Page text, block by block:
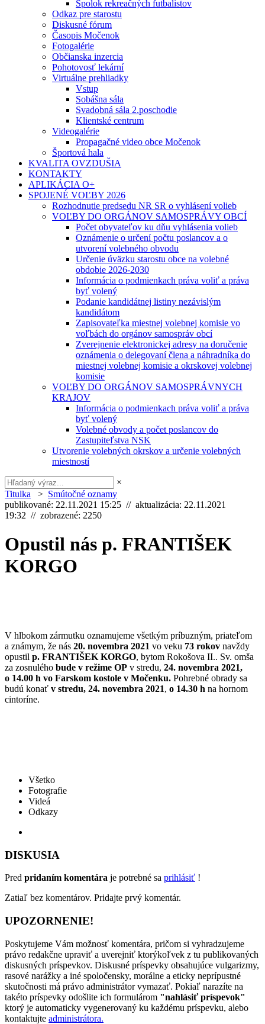
Spolok rekreačných futbalistov
Odkaz pre starostu
Diskusné fórum
Časopis Močenok
Fotogalérie
Občianska inzercia
Pohotovosť lekární
Virtuálne prehliadky
Vstup
Sobášna sála
Svadobná sála 2.poschodie
Klientské centrum
Videogalérie
Propagačné video obce Močenok
Športová hala
KVALITA OVZDUŠIA
KONTAKTY
APLIKÁCIA O+
SPOJENÉ VOĽBY 2026
Rozhodnutie predsedu NR SR o vyhlásení volieb
VOĽBY DO ORGÁNOV SAMOSPRÁVY OBCÍ
Počet obyvateľov ku dňu vyhlásenia volieb
Oznámenie o určení počtu poslancov a o
utvorení volebného obvodu
Určenie úväzku starostu obce na volebné
obdobie 2026-2030
Informácia o podmienkach práva voliť a práva
byť volený
Podanie kandidátnej listiny nezávislým
kandidátom
Zapisovateľka miestnej volebnej komisie vo
voľbách do orgánov samospráv obcí
Zverejnenie elektronickej adresy na doručenie
oznámenia o delegovaní člena a náhradníka do
miestnej volebnej komisie a okrskovej volebnej
komisie
VOĽBY DO ORGÁNOV SAMOSPRÁVNYCH
KRAJOV
Informácia o podmienkach práva voliť a práva
byť volený
Volebné obvody a počet poslancov do
Zastupiteľstva NSK
Utvorenie volebných okrskov a určenie volebných
miestností
×
Titulka > Smútočné oznamy
publikované: 22.11.2021 15:25 // aktualizácia: 22.11.2021
19:32 // zobrazené: 2250
Opustil nás p. FRANTIŠEK
KORGO
V hlbokom zármutku oznamujeme všetkým príbuzným, priateľom
a známym, že nás 20. novembra 2021 vo veku 73 rokov navždy
opustil p. FRANTIŠEK KORGO, bytom Rokošova II.. Sv. omša
za zosnulého bude v režime OP v stredu, 24. novembra 2021,
o 14.00 h vo Farskom kostole v Močenku. Pohrebné obrady sa
budú konať v stredu, 24. novembra 2021, o 14.30 h na hornom
cintoríne.
Všetko
Fotografie
Videá
Odkazy
DISKUSIA
Pred pridaním komentára je potrebné sa prihlásiť !
Zatiaľ bez komentárov. Pridajte prvý komentár.
UPOZORNENIE!
Poskytujeme Vám možnosť komentára, pričom si vyhradzujeme
právo redakčne upraviť a uverejniť ktorýkoľvek z tu publikovaných
diskusných príspevkov. Diskusné príspevky obsahujúce vulgarizmy,
rasové narážky a iné spoločensky, morálne a eticky neprípustné
skutočnosti má právo administrátor vymazať. Pokiaľ narazíte na
takéto príspevky odošlite ich formulárom "nahlásiť príspevok"
ktorý je automaticky vygenerovaný ku každému príspevku, alebo
kontaktujte administrátora.